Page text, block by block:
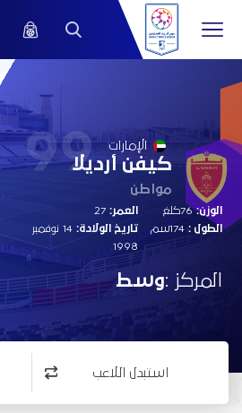
99 الإمارات
كيفن أرديلا
مواطن
الوزن:76كلغ
الطول :
العمر:
تاريخ الولادة:
14 نوفمبر
1998
المركز :وسط
استبدل اللاعب